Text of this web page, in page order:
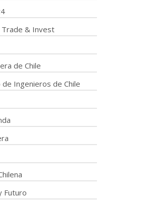
Trade & Invest
de Chile
Ingenieros de Chile
Futuro